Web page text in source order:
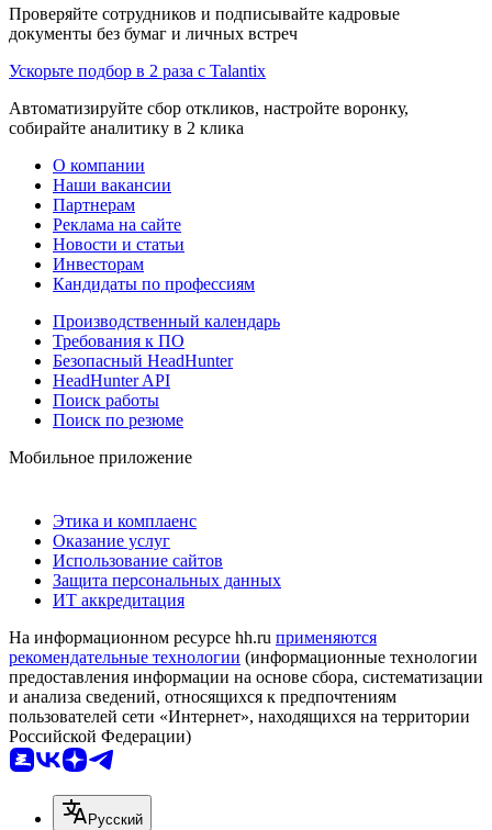
Проверяйте сотрудников и подписывайте кадровые
документы без бумаг и личных встреч
Ускорьте подбор в 2 раза с Talantix
Автоматизируйте сбор откликов, настройте воронку,
собирайте аналитику в 2 клика
О компании
Наши вакансии
Партнерам
Реклама на сайте
Новости и статьи
Инвесторам
Кандидаты по профессиям
Производственный календарь
Требования к ПО
Безопасный HeadHunter
HeadHunter API
Поиск работы
Поиск по резюме
Мобильное приложение
Этика и комплаенс
Оказание услуг
Использование сайтов
Защита персональных данных
ИТ аккредитация
На информационном ресурсе hh.ru применяются
рекомендательные технологии (информационные технологии
предоставления информации на основе сбора, систематизации
и анализа сведений, относящихся к предпочтениям
пользователей сети «Интернет», находящихся на территории
Российской Федерации)
Русский